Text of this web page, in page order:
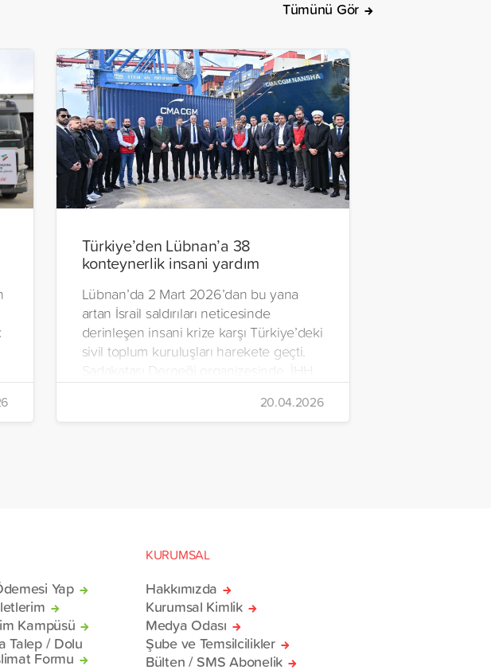
Tümünü Gör
Türkiye’den Lübnan’a 38
konteynerlik insani yardım
Lübnan’da 2 Mart 2026’dan bu yana
artan İsrail saldırıları neticesinde
derinleşen insani krize karşı Türkiye’deki
sivil toplum kuruluşları harekete geçti.
Sadakataşı Derneği organizesinde, İHH
İnsani Yardım Vakfı, Yetim Vakfı ve
Yeryüzü Çocukları Derneği tarafından
hazırlanan ve içerisinde acil ihtiyaç
20.04.2026
Yap
Kampüsü
Talep / Dolu
Formu
KURUMSAL
Hakkımızda
Kurumsal Kimlik
Medya Odası
Şube ve Temsilcilikler
Bülten / SMS Abonelik